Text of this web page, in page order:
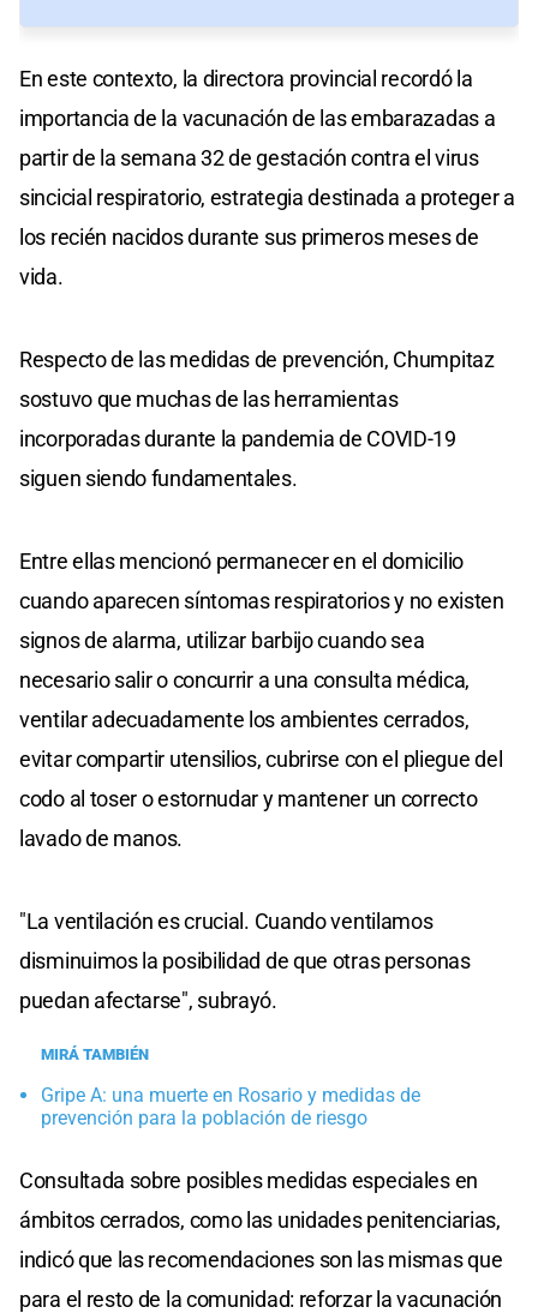
En este contexto, la directora provincial recordó la
importancia de la vacunación de las embarazadas a
partir de la semana 32 de gestación contra el virus
sincicial respiratorio, estrategia destinada a proteger a
los recién nacidos durante sus primeros meses de
vida.
Respecto de las medidas de prevención, Chumpitaz
sostuvo que muchas de las herramientas
incorporadas durante la pandemia de COVID-19
siguen siendo fundamentales.
Entre ellas mencionó permanecer en el domicilio
cuando aparecen síntomas respiratorios y no existen
signos de alarma, utilizar barbijo cuando sea
necesario salir o concurrir a una consulta médica,
ventilar adecuadamente los ambientes cerrados,
evitar compartir utensilios, cubrirse con el pliegue del
codo al toser o estornudar y mantener un correcto
lavado de manos.
"La ventilación es crucial. Cuando ventilamos
disminuimos la posibilidad de que otras personas
puedan afectarse", subrayó.
MIRÁ TAMBIÉN
Gripe A: una muerte en Rosario y medidas de
prevención para la población de riesgo
Consultada sobre posibles medidas especiales en
ámbitos cerrados, como las unidades penitenciarias,
indicó que las recomendaciones son las mismas que
para el resto de la comunidad: reforzar la vacunación